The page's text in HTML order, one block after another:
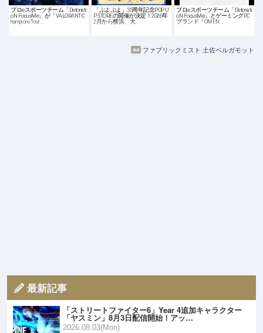
プロeスポーツチーム「Detonati
oN FocusMe」が「VALORANT C
hampions Tour …
「ぷよぷよ」35周年記念POP U
P STOREの開催が決定！2026年
2月から横浜、大…
プロeスポーツチーム「Detonati
oN FocusMe」とゲーミングPC
ブランド「OMEN…
ファブリックミスト 土佐ベルガモット
最新記事
「ストリートファイター6」Year 4追加キャラクター
「ヤスミン」8月3日配信開始！アッ…
2026.08.03(Mon)